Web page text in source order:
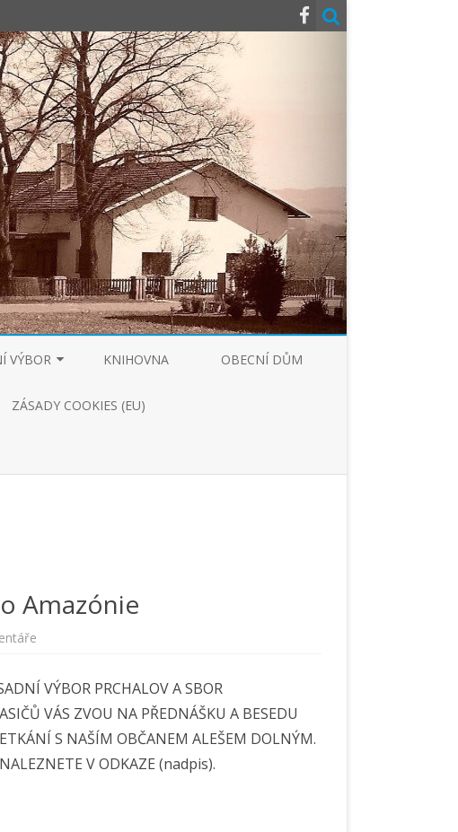
VÝBOR
INFORMACE
ŘÁD
KNIHOVNA OBECNÍ DŮM
ZÁSADY COOKIES (EU)
Amazónie
Za
vážkami
z
Borovce
až
do
Amazónie
VÝBOR PRCHALOV A SBOR
VÁS ZVOU NA PŘEDNÁŠKU A BESEDU
S NAŠÍM OBČANEM ALEŠEM DOLNÝM.
V ODKAZE (nadpis).